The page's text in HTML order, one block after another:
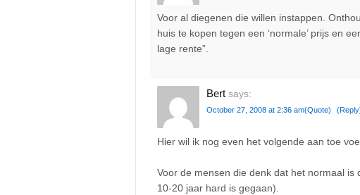
Voor al diegenen die willen instappen.
huis te kopen tegen een ‘normale’ prijs en
lage rente”.
Bert says:
October 27, 2008 at 2:36 am(Quote)
Hier wil ik nog even het volgende aan toe
Voor de mensen die denk dat het normaal
10-20 jaar hard is gegaan).